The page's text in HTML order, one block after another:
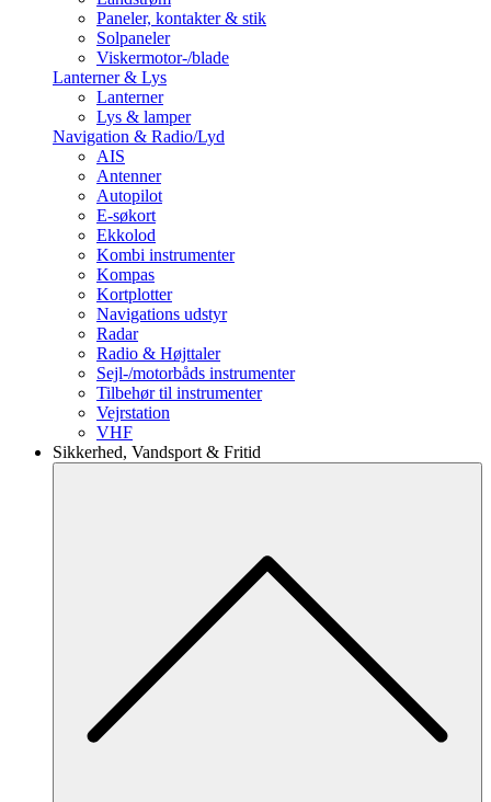
Paneler, kontakter & stik
Solpaneler
Viskermotor-/blade
Lanterner & Lys
Lanterner
Lys & lamper
Navigation & Radio/Lyd
AIS
Antenner
Autopilot
E-søkort
Ekkolod
Kombi instrumenter
Kompas
Kortplotter
Navigations udstyr
Radar
Radio & Højttaler
Sejl-/motorbåds instrumenter
Tilbehør til instrumenter
Vejrstation
VHF
Sikkerhed, Vandsport & Fritid